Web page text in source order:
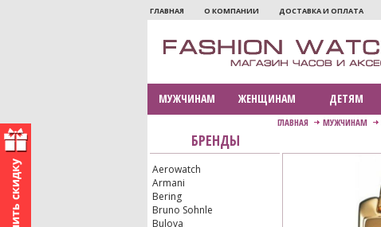
ГЛАВНАЯ О КОМПАНИИ ДОСТАВКА И ОПЛАТА
МУЖЧИНАМ ЖЕНЩИНАМ ДЕТЯМ
ГЛАВНАЯ МУЖЧИНАМ
БРЕНДЫ
Aerowatch
Armani
Bering
Bruno Sohnle
Bulova